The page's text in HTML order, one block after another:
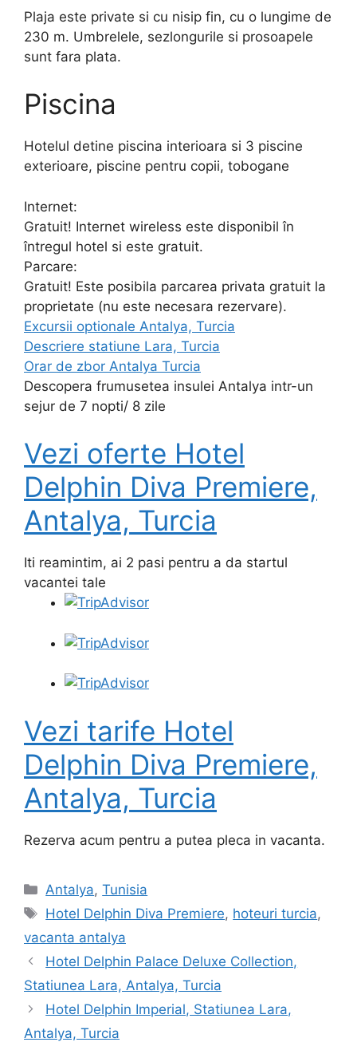
Plaja este private si cu nisip fin, cu o lungime de
230 m. Umbrelele, sezlongurile si prosoapele
sunt fara plata.
Piscina
Hotelul detine piscina interioara si 3 piscine
exterioare, piscine pentru copii, tobogane
Internet:
Gratuit! Internet wireless este disponibil în
întregul hotel si este gratuit.
Parcare:
Gratuit! Este posibila parcarea privata gratuit la
proprietate (nu este necesara rezervare).
Excursii optionale Antalya, Turcia
Descriere statiune Lara, Turcia
Orar de zbor Antalya Turcia
Descopera frumusetea insulei Antalya intr-un
sejur de 7 nopti/ 8 zile
Vezi oferte Hotel
Delphin Diva Premiere,
Antalya, Turcia
Iti reamintim, ai 2 pasi pentru a da startul
vacantei tale
Vezi tarife Hotel
Delphin Diva Premiere,
Antalya, Turcia
Rezerva acum pentru a putea pleca in vacanta.
Categorii
Antalya,Tunisia
Etichete
Hotel Delphin Diva Premiere, hoteuri turcia,
vacanta antalya
Hotel Delphin Palace Deluxe Collection,
Statiunea Lara, Antalya, Turcia
Hotel Delphin Imperial, Statiunea Lara,
Antalya, Turcia